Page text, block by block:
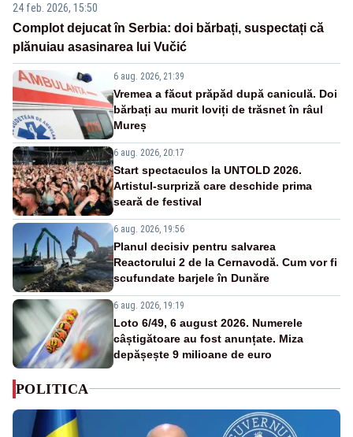
24 feb. 2026, 15:50
Complot dejucat în Serbia: doi bărbați, suspectați că
plănuiau asasinarea lui Vučić
6 aug. 2026, 21:39
Vremea a făcut prăpăd după caniculă. Doi
bărbați au murit loviți de trăsnet în râul
Mureș
6 aug. 2026, 20:17
Start spectaculos la UNTOLD 2026.
Artistul-surpriză care deschide prima
seară de festival
6 aug. 2026, 19:56
Planul decisiv pentru salvarea
Reactorului 2 de la Cernavodă. Cum vor fi
scufundate barjele în Dunăre
6 aug. 2026, 19:19
Loto 6/49, 6 august 2026. Numerele
câștigătoare au fost anunțate. Miza
depășește 9 milioane de euro
POLITICA